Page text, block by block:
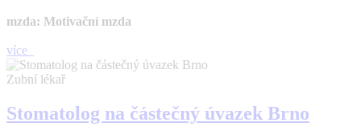
mzda: Motivační mzda
více
Zubní lékař
Stomatolog na částečný úvazek Brno